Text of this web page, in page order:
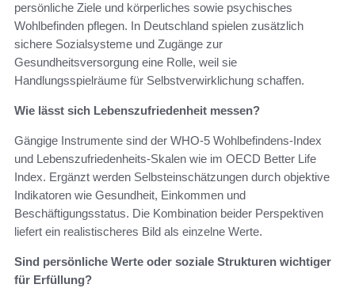
persönliche Ziele und körperliches sowie psychisches
Wohlbefinden pflegen. In Deutschland spielen zusätzlich
sichere Sozialsysteme und Zugänge zur
Gesundheitsversorgung eine Rolle, weil sie
Handlungsspielräume für Selbstverwirklichung schaffen.
Wie lässt sich Lebenszufriedenheit messen?
Gängige Instrumente sind der WHO-5 Wohlbefindens-Index
und Lebenszufriedenheits-Skalen wie im OECD Better Life
Index. Ergänzt werden Selbsteinschätzungen durch objektive
Indikatoren wie Gesundheit, Einkommen und
Beschäftigungsstatus. Die Kombination beider Perspektiven
liefert ein realistischeres Bild als einzelne Werte.
Sind persönliche Werte oder soziale Strukturen wichtiger
für Erfüllung?